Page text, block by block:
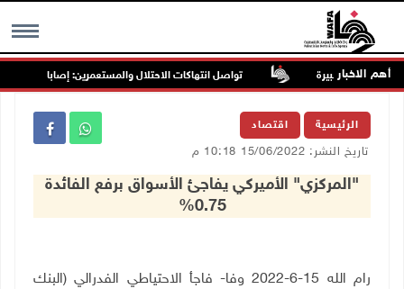
MENU أهم الاخبار تواصل انتهاكات الاحتلال والمستعمرين: إصابات واعتقالات
الرئيسية اقتصاد
تاريخ النشر: 15/06/2022 10:18 م
"المركزي" الأميركي يفاجئ الأسواق برفع الفائدة
0.75%
رام الله 15-6-2022 وفا- فاجأ الاحتياطي الفدرالي (البنك